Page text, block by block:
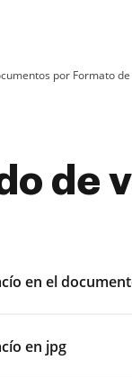
por Formato
de
en el
en jpg